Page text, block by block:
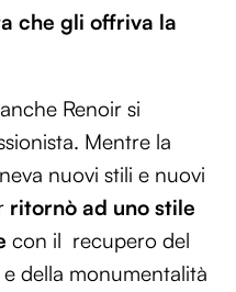
che gli offriva la
Renoir si
Mentre la
nuovi stili e nuovi
ritornò ad uno stile
con il recupero del
della monumentalità